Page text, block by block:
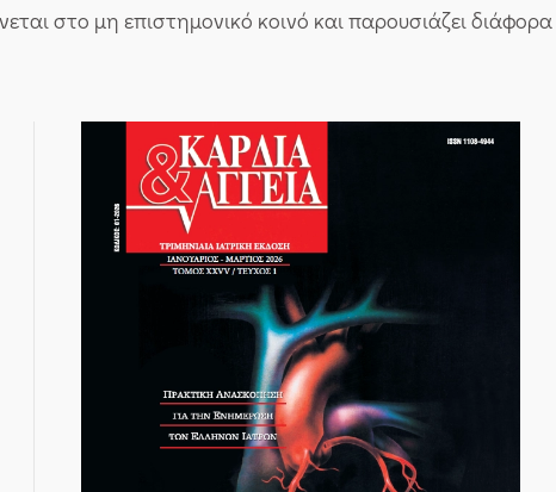
στο μη επιστημονικό κοινό και παρουσιάζει